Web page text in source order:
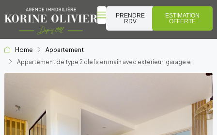
PRENDRE
RDV
ESTIMATION
OFFERTE
Home
Appartement
Appartement de type 2 clefs en main avec extérieur, garage e